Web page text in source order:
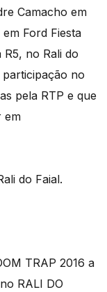
Camacho em
Ford Fiesta
R5, no Rali do
no
pela RTP e que
em
do Faial.
TRAP 2016 a
RALI DO